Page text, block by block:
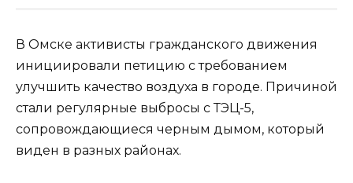
В Омске активисты гражданского движения
инициировали петицию с требованием
улучшить качество воздуха в городе. Причиной
стали регулярные выбросы с ТЭЦ-5,
сопровождающиеся черным дымом, который
виден в разных районах.